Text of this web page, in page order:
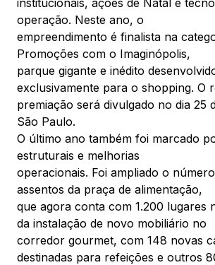
operação. Neste ano, o
empreendimento é finalista na
Promoções com o Imaginópolis,
parque gigante e inédito
exclusivamente para o shopping. O
premiação será divulgado no dia 25
São Paulo.
O último ano também foi marcado
estruturais e melhorias
operacionais. Foi ampliado o
assentos da praça de alimentação,
que agora conta com 1.200 lugares
da instalação de novo mobiliário no
corredor gourmet, com 148 novas
destinadas para refeições e outros